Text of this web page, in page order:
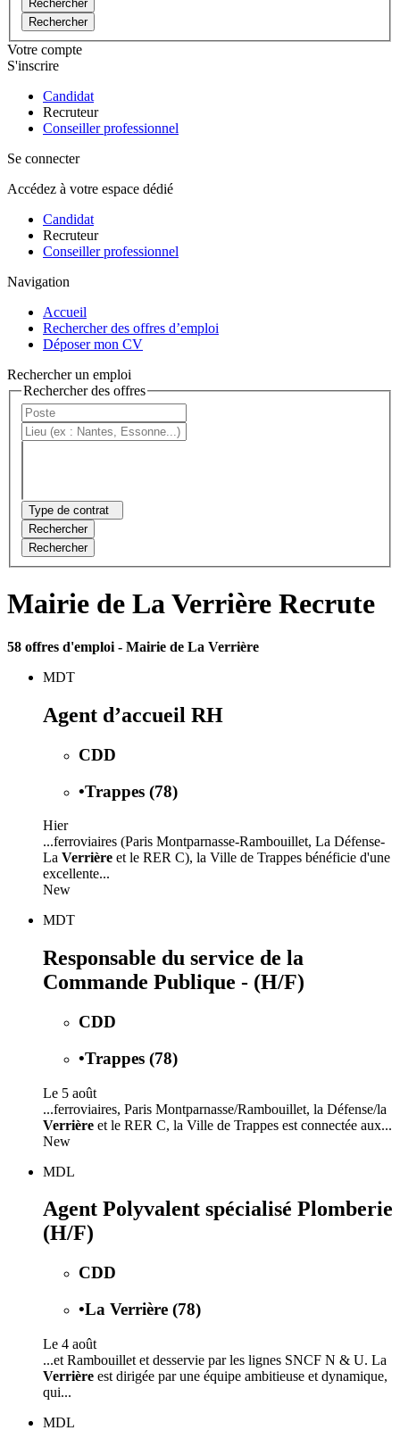
Rechercher
Rechercher
Votre compte
S'inscrire
Candidat
Recruteur
Conseiller professionnel
Se connecter
Accédez à votre espace dédié
Candidat
Recruteur
Conseiller professionnel
Navigation
Accueil
Rechercher des offres d’emploi
Déposer mon CV
Rechercher un emploi
Rechercher des offres
Type de contrat
Rechercher
Rechercher
Mairie de La Verrière Recrute
58 offres d'emploi - Mairie de La Verrière
MDT
Agent d’accueil RH
CDD
•Trappes (78)
Hier
...ferroviaires (Paris Montparnasse-Rambouillet, La Défense-
La Verrière et le RER C), la Ville de Trappes bénéficie d'une
excellente...
New
MDT
Responsable du service de la
Commande Publique - (H/F)
CDD
•Trappes (78)
Le 5 août
...ferroviaires, Paris Montparnasse/Rambouillet, la Défense/la
Verrière et le RER C, la Ville de Trappes est connectée aux...
New
MDL
Agent Polyvalent spécialisé Plomberie
(H/F)
CDD
•La Verrière (78)
Le 4 août
...et Rambouillet et desservie par les lignes SNCF N & U. La
Verrière est dirigée par une équipe ambitieuse et dynamique,
qui...
MDL